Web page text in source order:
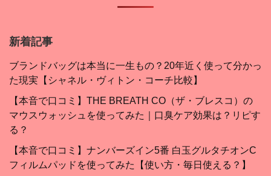
新着記事
ブランドバッグは本当に一生もの？20年近く使って分かっ
た現実【シャネル・ヴィトン・コーチ比較】
【本音で口コミ】THE BREATH CO（ザ・ブレスコ）の
マウスウォッシュを使ってみた｜口臭ケア効果は？リピす
る？
【本音で口コミ】ナンバーズイン5番 白玉グルタチオンC
フィルムパッドを使ってみた【使い方・毎日使える？】